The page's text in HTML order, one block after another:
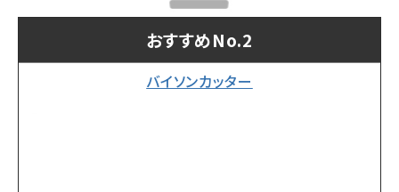
おすすめNo.2
バイソンカッター